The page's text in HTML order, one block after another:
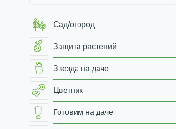
Сад/огород
Защита растений
Звезда на даче
Цветник
Готовим на даче